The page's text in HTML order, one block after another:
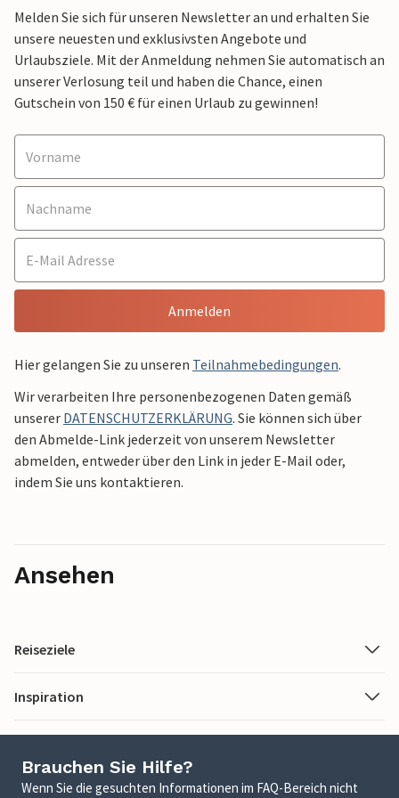
Melden Sie sich für unseren Newsletter an und erhalten Sie
unsere neuesten und exklusivsten Angebote und
Urlaubsziele. Mit der Anmeldung nehmen Sie automatisch an
unserer Verlosung teil und haben die Chance, einen
Gutschein von 150 € für einen Urlaub zu gewinnen!
Anmelden
Hier gelangen Sie zu unseren Teilnahmebedingungen.
Wir verarbeiten Ihre personenbezogenen Daten gemäß
unserer DATENSCHUTZERKLÄRUNG. Sie können sich über
den Abmelde-Link jederzeit von unserem Newsletter
abmelden, entweder über den Link in jeder E-Mail oder,
indem Sie uns kontaktieren.
Ansehen
Reiseziele
Inspiration
Brauchen Sie Hilfe?
Wenn Sie die gesuchten Informationen im FAQ-Bereich nicht